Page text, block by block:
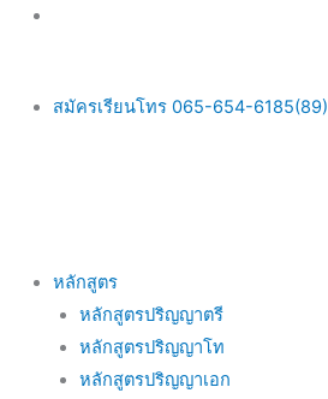
สมัครเรียนโทร 065-654-6185(89)
Main
หลักสูตร
หลักสูตรปริญญาตรี
หลักสูตรปริญญาโท
หลักสูตรปริญญาเอก